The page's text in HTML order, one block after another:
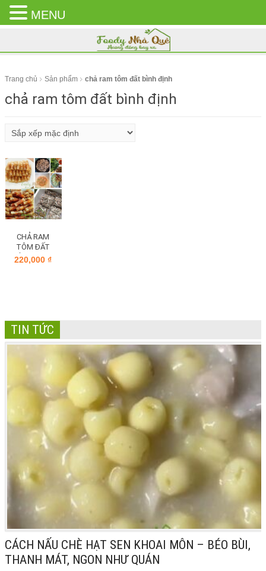
CLOSE
MENU
Trang chủ Sản phẩm chả ram tôm đất bình định
chả ram tôm đất bình định
CHẢ RAM
TÔM ĐẤT
BÌNH ĐỊNH
220,000₫
TIN TỨC
CÁCH NẤU CHÈ HẠT SEN KHOAI MÔN – BÉO BÙI,
THANH MÁT, NGON NHƯ QUÁN
MENU